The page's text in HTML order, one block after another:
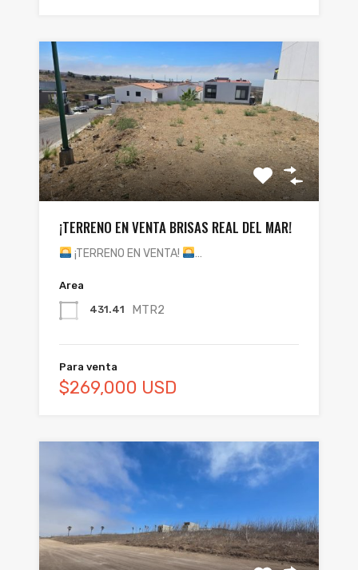
¡TERRENO EN VENTA BRISAS REAL DEL MAR!
¡TERRENO EN VENTA! …
Area
431.41 MTR2
Para venta
$269,000 USD